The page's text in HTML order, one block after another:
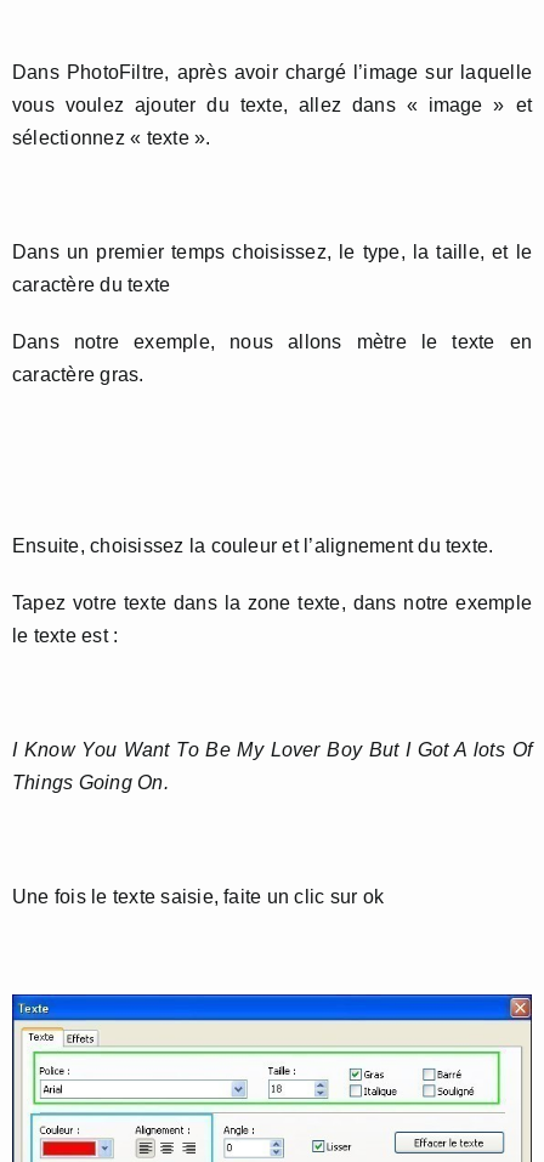
Dans PhotoFiltre, après avoir chargé l’image sur laquelle
vous voulez ajouter du texte, allez dans « image » et
sélectionnez « texte ».
Dans un premier temps choisissez, le type, la taille, et le
caractère du texte
Dans notre exemple, nous allons mètre le texte en
caractère gras.
Ensuite, choisissez la couleur et l’alignement du texte.
Tapez votre texte dans la zone texte, dans notre exemple
le texte est :
I Know You Want To Be My Lover Boy But I Got A lots Of
Things Going On.
Une fois le texte saisie, faite un clic sur ok